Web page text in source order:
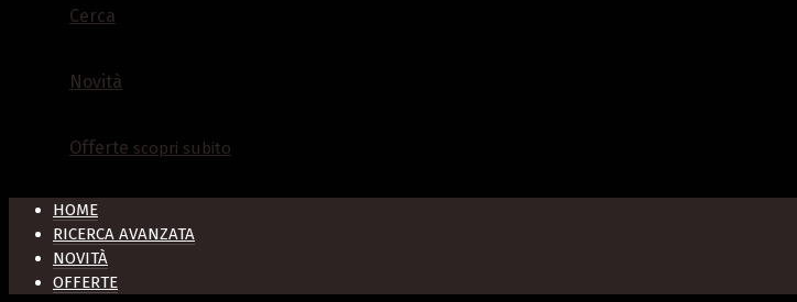
Cerca
Novità
Offerte scopri subito
HOME
RICERCA AVANZATA
NOVITÀ
OFFERTE